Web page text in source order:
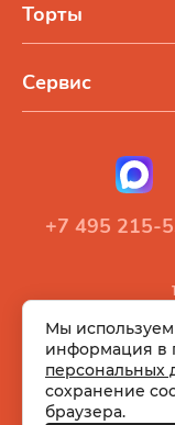
Торты
Сервис
+7 495 215-
Мы
информация в
персональных
сохранение
браузера.